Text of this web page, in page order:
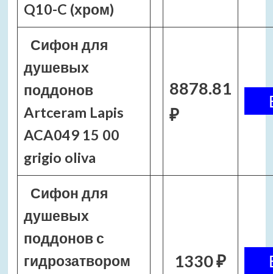
Q10-C (хром)
Сифон для
душевых
поддонов
Artceram Lapis
ACA049 15 00
grigio oliva
8878.81
₽
Сифон для
душевых
поддонов с
гидрозатвором
1330 ₽